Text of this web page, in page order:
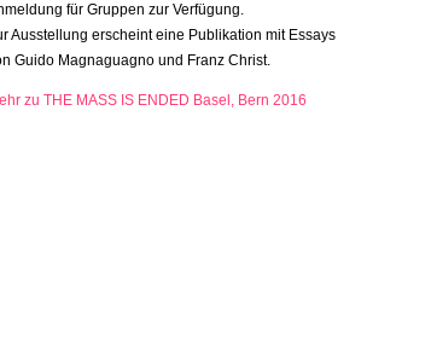
für Gruppen zur Verfügung.
Ausstellung erscheint eine Publikation mit Essays
Guido Magnaguagno und Franz Christ.
zu THE MASS IS ENDED Basel, Bern 2016